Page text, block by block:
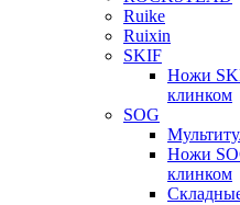
Ruike
Ruixin
SKIF
Ножи
клинком
SOG
Ножи
клинком